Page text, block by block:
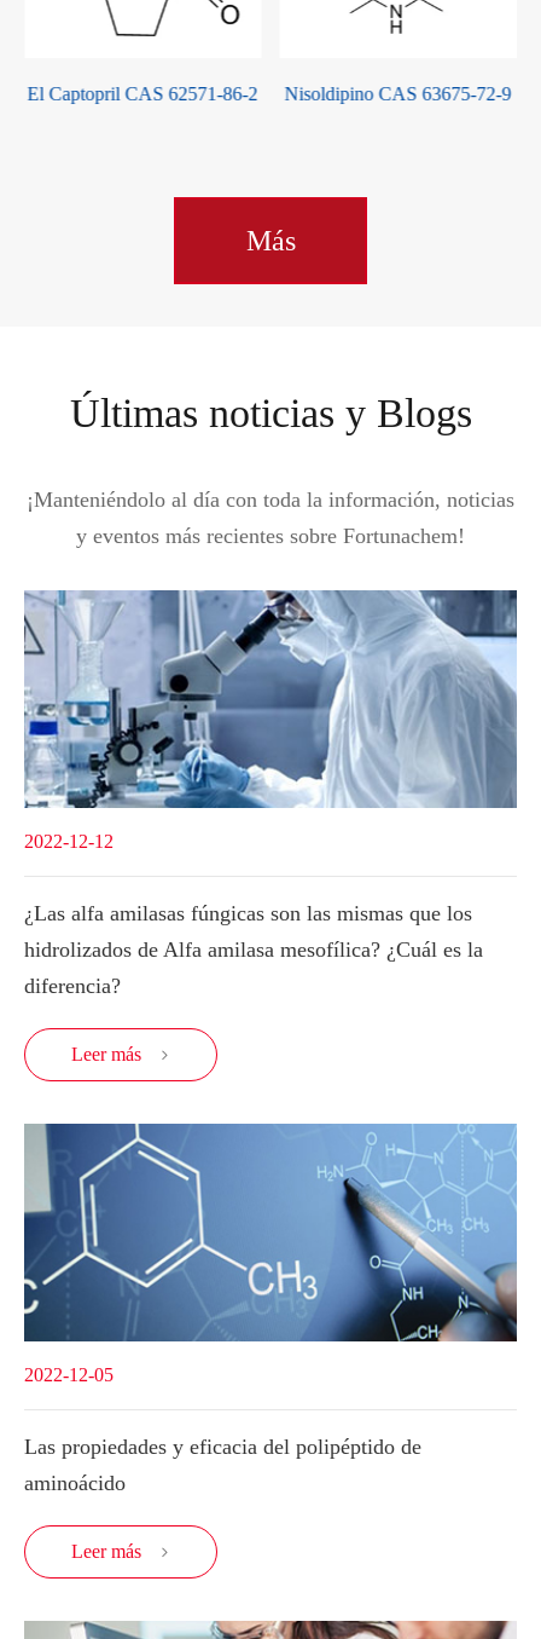
El Captopril CAS 62571-86-2 Nisoldipino CAS 63675-72-9
Más
Últimas noticias y Blogs
¡Manteniéndolo al día con toda la información, noticias
y eventos más recientes sobre Fortunachem!
2022-12-12
¿Las alfa amilasas fúngicas son las mismas que los
hidrolizados de Alfa amilasa mesofílica? ¿Cuál es la
diferencia?
Leer más 
2022-12-05
Las propiedades y eficacia del polipéptido de
aminoácido
Leer más 